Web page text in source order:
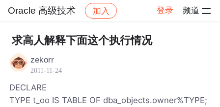
Oracle 高级技术 加入 登录 频道
社区 Oracle 高级技术 帖子详情
求高人解释下面这个执行情况
zekorr
2011-11-24
DECLARE
TYPE t_oo IS TABLE OF dba_objects.owner%TYPE;